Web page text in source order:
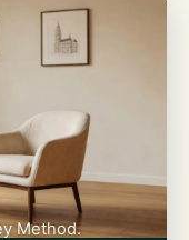
Method.